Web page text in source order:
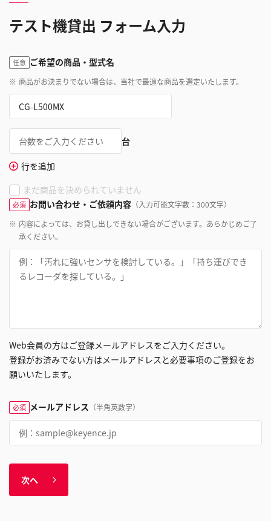
テスト機貸出 フォーム入力
任意 ご希望の商品・型式名
※ 商品がお決まりでない場合は、当社で最適な商品を選定いたします。
台
行を追加
まだ商品を決められていません
必須 お問い合わせ・ご依頼内容 （入力可能文字数：300文字）
※ 内容によっては、お貸し出しできない場合がございます。あらかじめご了
承ください。
Web会員の方はご登録メールアドレスをご入力ください。
登録がお済みでない方はメールアドレスと必要事項のご登録をお
願いいたします。
必須 メールアドレス （半角英数字）
次へ